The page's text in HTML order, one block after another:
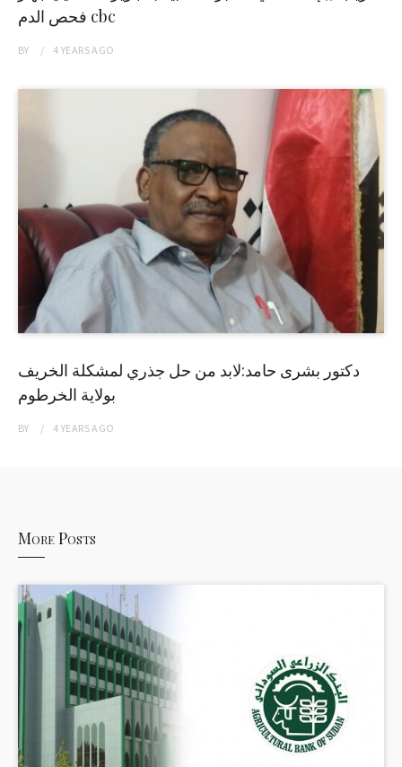
فحص الدم cbc
BY 4 YEARSAGO
دكتور بشرى حامد:لابد من حل جذري لمشكلة الخريف
بولاية الخرطوم
BY 4 YEARSAGO
More Posts